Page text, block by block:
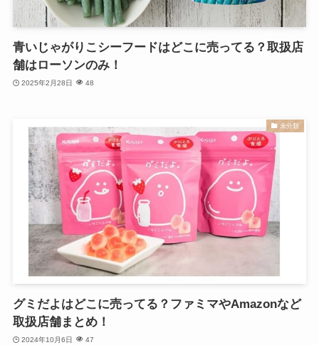
青いじゃがりこシーフードはどこに売ってる？取扱店
舗はローソンのみ！
2025年2月28日 48
未分類
グミだよはどこに売ってる？ファミマやAmazonなど
取扱店舗まとめ！
2024年10月6日 47